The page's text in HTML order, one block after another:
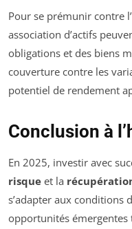
Pour se prémunir contre
association d’actifs
obligations et des biens
couverture contre les
potentiel de rendement
Conclusion à
En 2025, investir avec
risque et la
s’adapter aux conditions
opportunités émergentes